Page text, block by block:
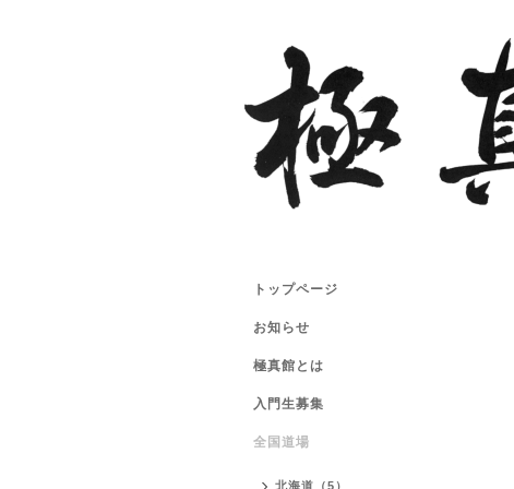
トップページ
お知らせ
極真館とは
入門生募集
全国道場
北海道（5）